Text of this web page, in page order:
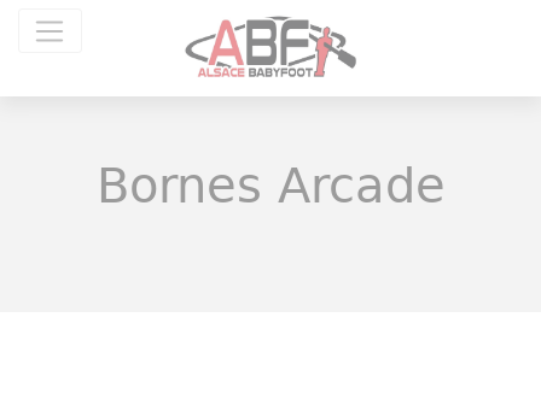
Bornes Arcade
Panneau de gestion des cookies